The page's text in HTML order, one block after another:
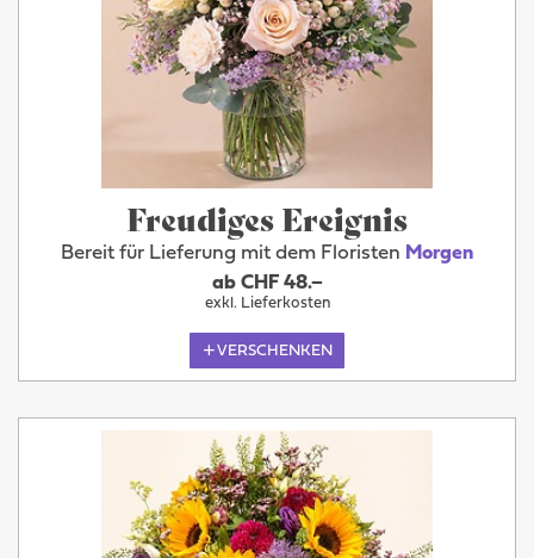
Freudiges Ereignis
Bereit für Lieferung mit dem Floristen Morgen
ab CHF 48.–
exkl. Lieferkosten
VERSCHENKEN